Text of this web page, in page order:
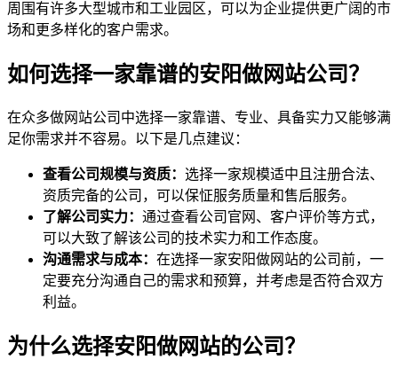
周围有许多大型城市和工业园区，可以为企业提供更广阔的市
场和更多样化的客户需求。
如何选择一家靠谱的安阳做网站公司？
在众多做网站公司中选择一家靠谱、专业、具备实力又能够满
足你需求并不容易。以下是几点建议：
查看公司规模与资质： 选择一家规模适中且注册合法、
资质完备的公司，可以保怔服务质量和售后服务。
了解公司实力： 通过查看公司官网、客户评价等方式，
可以大致了解该公司的技术实力和工作态度。
沟通需求与成本： 在选择一家安阳做网站的公司前，一
定要充分沟通自己的需求和预算，并考虑是否符合双方
利益。
为什么选择安阳做网站的公司？